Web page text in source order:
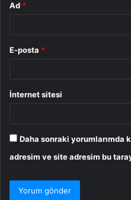
Ad *
E-posta *
İnternet sitesi
Daha sonraki yorumlarımda
adresim ve site adresim bu